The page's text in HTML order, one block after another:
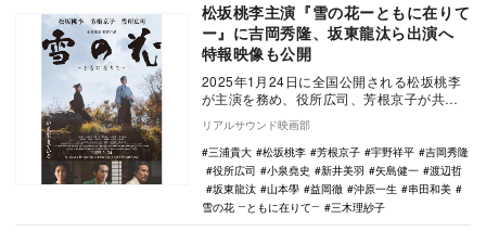
松坂桃李主演『雪の花ーともに在りて
ー』に吉岡秀隆、坂東龍汰ら出演へ
特報映像も公開
2025年1月24日に全国公開される松坂桃李
が主演を務め、役所広司、芳根京子が共演
する映画『雪の花 ―ともに在りて―』。吉岡
秀隆…
リアルサウンド映画部
三浦貴大
松坂桃李 芳根京子 宇野祥平
吉岡秀隆
役所広司
小泉堯史 新井美羽 矢島健一
渡辺哲
坂東龍汰
山本學 益岡徹 沖原一生
串田和美
雪の花 ―ともに在りて―
三木理紗子